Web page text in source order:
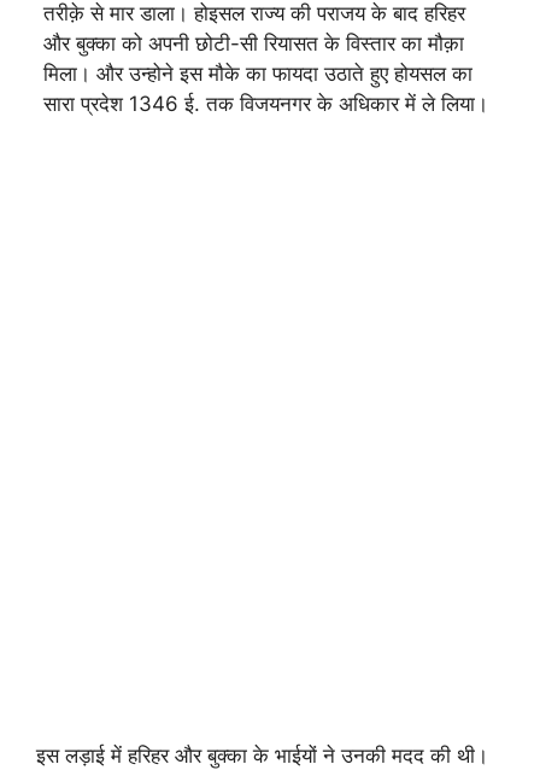
तरीक़े से मार डाला। होइसल राज्य की पराजय के बाद हरिहर
और बुक्का को अपनी छोटी-सी रियासत के विस्तार का मौक़ा
मिला। और उन्होने इस मौके का फायदा उठाते हुए होयसल का
सारा प्रदेश 1346 ई. तक विजयनगर के अधिकार में ले लिया।
इस लड़ाई में हरिहर और बुक्का के भाईयों ने उनकी मदद की थी।